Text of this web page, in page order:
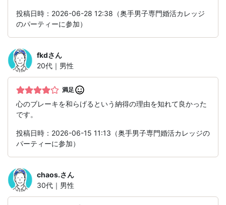
投稿日時：2026-06-28 12:38（奥手男子専門婚活カレッジ
のパーティーに参加）
fkdさん
20代｜男性
満足
心のブレーキを和らげるという納得の理由を知れて良かった
です。
投稿日時：2026-06-15 11:13（奥手男子専門婚活カレッジの
パーティーに参加）
chaos.さん
30代｜男性